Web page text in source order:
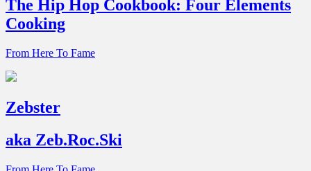
The Hip Hop Cookbook: Four Elements
Cooking
From Here To Fame
Zebster
aka Zeb.Roc.Ski